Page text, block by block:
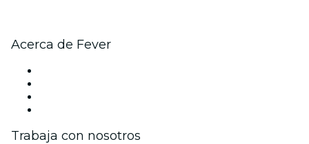
Acerca de Fever
Trabaja con nosotros